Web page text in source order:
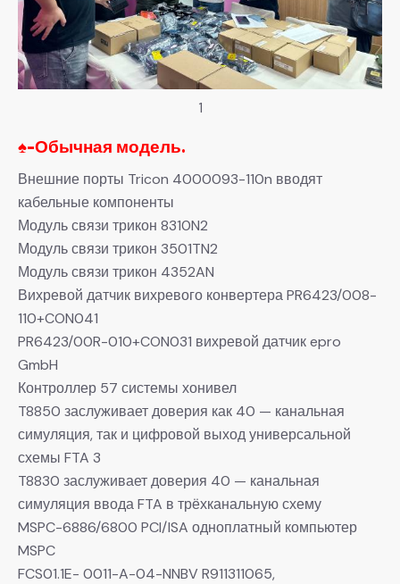
1
♠-Обычная модель.
Внешние порты Tricon 4000093-110n вводят
кабельные компоненты
Модуль связи трикон 8310N2
Модуль связи трикон 3501TN2
Модуль связи трикон 4352AN
Вихревой датчик вихревого конвертера PR6423/008-
110+CON041
PR6423/00R-010+CON031 вихревой датчик epro
GmbH
Контроллер 57 системы хонивел
T8850 заслуживает доверия как 40 — канальная
симуляция, так и цифровой выход универсальной
схемы FTA 3
T8830 заслуживает доверия 40 — канальная
симуляция ввода FTA в трёхканальную схему
MSPC-6886/6800 PCI/ISA одноплатный компьютер
MSPC
FCS01.1E- 0011-A-04-NNBV R911311065,